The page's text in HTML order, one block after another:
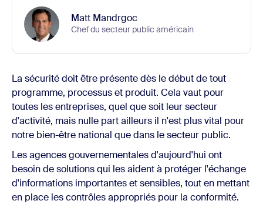
Matt Mandrgoc
Chef du secteur public américain
La sécurité doit être présente dès le début de tout
programme, processus et produit. Cela vaut pour
toutes les entreprises, quel que soit leur secteur
d'activité, mais nulle part ailleurs il n'est plus vital pour
notre bien-être national que dans le secteur public.
Les agences gouvernementales d'aujourd'hui ont
besoin de solutions qui les aident à protéger l'échange
d'informations importantes et sensibles, tout en mettant
en place les contrôles appropriés pour la conformité.